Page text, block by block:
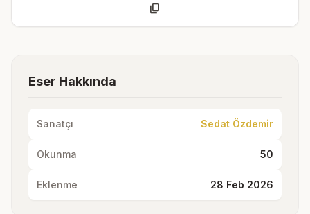
content_copy
Eser Hakkında
Sanatçı Sedat Özdemir
Okunma 50
Eklenme 28 Feb 2026